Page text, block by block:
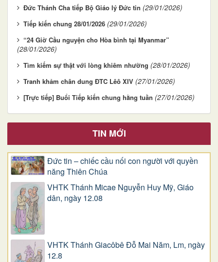
Đức Thánh Cha tiếp Bộ Giáo lý Đức tin (29/01/2026)
Tiếp kiến chung 28/01/2026 (29/01/2026)
“24 Giờ Cầu nguyện cho Hòa bình tại Myanmar”
(28/01/2026)
Tìm kiếm sự thật với lòng khiêm nhường (28/01/2026)
Tranh khảm chân dung ĐTC Lêô XIV (27/01/2026)
[Trực tiếp] Buổi Tiếp kiến chung hằng tuần (27/01/2026)
TIN MỚI
Đức tin – chiếc cầu nối con người với quyền
năng Thiên Chúa
VHTK Thánh Micae Nguyễn Huy Mỹ, Giáo
dân, ngày 12.08
VHTK Thánh Giacôbê Ðỗ Mai Năm, Lm, ngày
12.8